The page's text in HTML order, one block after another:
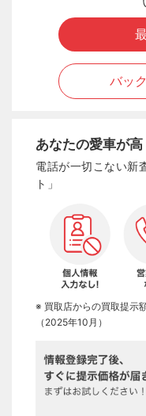
バッ
あなたの愛車が高
電話が一切こない新
ト」
※ 買取店からの買取提示
（2025年10月）